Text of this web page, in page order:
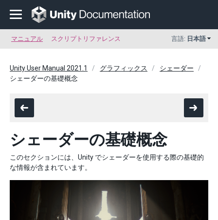
マニュアル スクリプトリファレンス 言語: 日本語
Unity User Manual 2021.1 グラフィックス
シェーダー
シェーダーの基礎概念
シェーダーの基礎概念
このセクションには、Unity でシェーダーを使用する際の基礎的
な情報が含まれています。